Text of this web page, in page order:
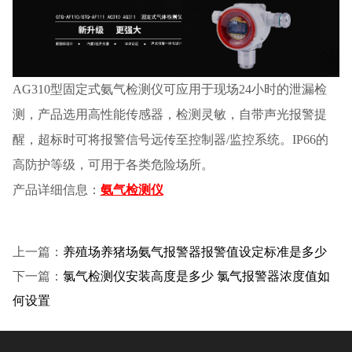
AG310型固定式氨气检测仪可应用于现场24小时的泄漏检
测，产品选用高性能传感器，检测灵敏，自带声光报警提
醒，超标时可将报警信号远传至控制器/监控系统。IP66的
高防护等级，可用于各类危险场所。
产品详细信息： 氨气检测仪
上一篇： 养殖场养猪场氨气报警器报警值设定标准是多少
下一篇： 氯气检测仪安装高度是多少 氯气报警器浓度值如
何设置